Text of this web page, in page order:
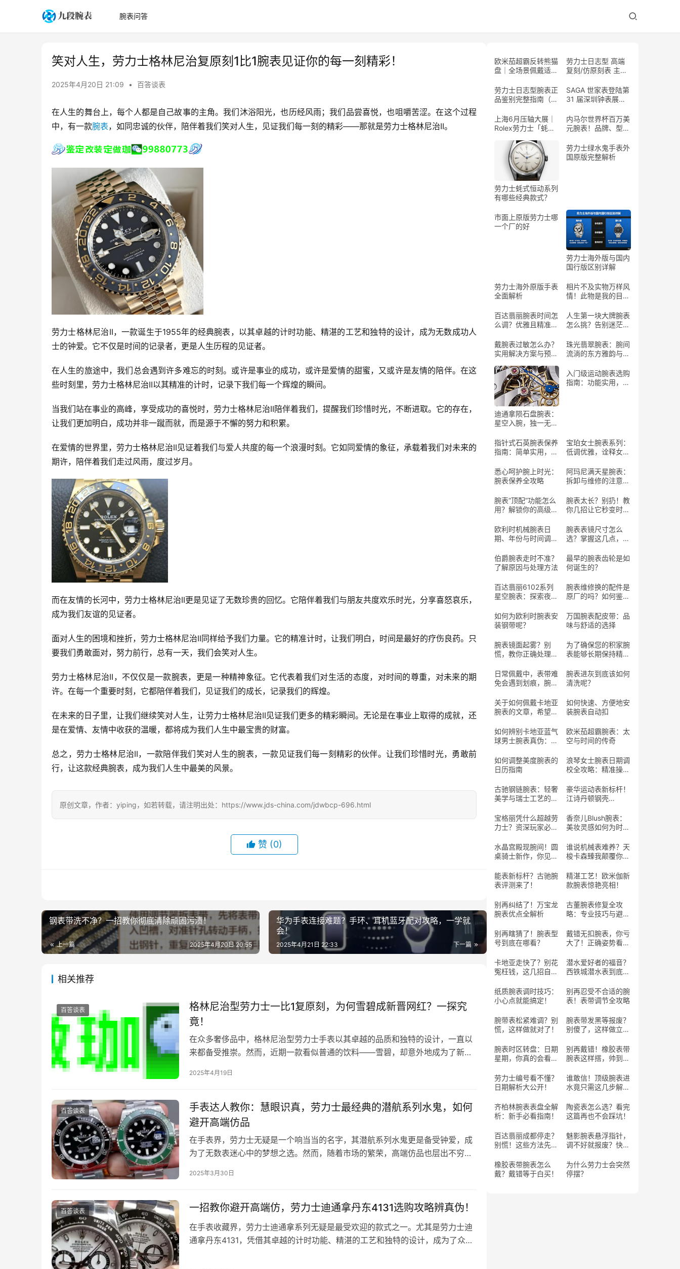
腕表问答
笑对人生，劳力士格林尼治复原刻1比1腕表见证你的每一刻精彩！
2025年4月20日 21:09 • 百答谈表
在人生的舞台上，每个人都是自己故事的主角。我们沐浴阳光，也历经风雨；我们品尝喜悦，也咀嚼苦涩。在这个过程
中，有一款腕表，如同忠诚的伙伴，陪伴着我们笑对人生，见证我们每一刻的精彩——那就是劳力士格林尼治II。
劳力士格林尼治II，一款诞生于1955年的经典腕表，以其卓越的计时功能、精湛的工艺和独特的设计，成为无数成功人
士的钟爱。它不仅是时间的记录者，更是人生历程的见证者。
在人生的旅途中，我们总会遇到许多难忘的时刻。或许是事业的成功，或许是爱情的甜蜜，又或许是友情的陪伴。在这
些时刻里，劳力士格林尼治II以其精准的计时，记录下我们每一个辉煌的瞬间。
当我们站在事业的高峰，享受成功的喜悦时，劳力士格林尼治II陪伴着我们，提醒我们珍惜时光，不断进取。它的存在，
让我们更加明白，成功并非一蹴而就，而是源于不懈的努力和积累。
在爱情的世界里，劳力士格林尼治II见证着我们与爱人共度的每一个浪漫时刻。它如同爱情的象征，承载着我们对未来的
期许，陪伴着我们走过风雨，度过岁月。
而在友情的长河中，劳力士格林尼治II更是见证了无数珍贵的回忆。它陪伴着我们与朋友共度欢乐时光，分享喜怒哀乐，
成为我们友谊的见证者。
面对人生的困境和挫折，劳力士格林尼治II同样给予我们力量。它的精准计时，让我们明白，时间是最好的疗伤良药。只
要我们勇敢面对，努力前行，总有一天，我们会笑对人生。
劳力士格林尼治II，不仅仅是一款腕表，更是一种精神象征。它代表着我们对生活的态度，对时间的尊重，对未来的期
许。在每一个重要时刻，它都陪伴着我们，见证我们的成长，记录我们的辉煌。
在未来的日子里，让我们继续笑对人生，让劳力士格林尼治II见证我们更多的精彩瞬间。无论是在事业上取得的成就，还
是在爱情、友情中收获的温暖，都将成为我们人生中最宝贵的财富。
总之，劳力士格林尼治II，一款陪伴我们笑对人生的腕表，一款见证我们每一刻精彩的伙伴。让我们珍惜时光，勇敢前
行，让这款经典腕表，成为我们人生中最美的风景。
原创文章，作者：yiping，如若转载，请注明出处：https://www.jds-china.com/jdwbcp-696.html
赞 (0)
钢表带洗不净？一招教你彻底清除顽固污渍！
上一篇 2025年4月20日 20:55
华为手表连接难题？手环、耳机蓝牙配对攻略，一学就
会！
下一篇
2025年4月21日 22:33
相关推荐
百答谈表
格林尼治型劳力士一比1复原刻，为何雪碧成新晋网红？一探究
竟！
在众多奢侈品中，格林尼治型劳力士手表以其卓越的品质和独特的设计，一直以
来都备受推崇。然而，近期一款看似普通的饮料——雪碧，却意外地成为了新晋
2025年4月19日
百答谈表
手表达人教你：慧眼识真，劳力士最经典的潜航系列水鬼，如何
避开高端仿品
在手表界，劳力士无疑是一个响当当的名字，其潜航系列水鬼更是备受钟爱，成
为了无数表迷心中的梦想之选。然而，随着市场的繁荣，高端仿品也层出不穷，
2025年3月30日
百答谈表 一招教你避开高端仿，劳力士迪通拿丹东4131选购攻略辨真伪！
在手表收藏界，劳力士迪通拿系列无疑是最受欢迎的款式之一。尤其是劳力士迪
通拿丹东4131，凭借其卓越的计时功能、精湛的工艺和独特的设计，成为了众多
欧米茄超霸反转熊猫
盘｜全场景佩戴适配
劳力士日志型 高端
复刻/仿原刻表 主流
劳力士日志型腕表正
品鉴别完整指南（普
SAGA 世家表登陆第
31 届深圳钟表展，
宝腕表惊艳亮相
上海6月压轴大展｜
Rolex劳力士「蚝式
年制表史诗独家呈现
内马尔世界杯百万美
元腕表！品牌、型
解析
劳力士蚝式恒动系列
有哪些经典款式？
劳力士绿水鬼手表外
国原版完整解析
市面上原版劳力士哪
一个厂的好
劳力士海外版与国内
国行版区别详解
劳力士海外原版手表
全面解析
相片不及实物万样风
情！此物是我的目标
百达翡丽腕表时间怎
么调？优雅且精准的
人生第一块大牌腕表
怎么挑？告别迷茫，
戴腕表过敏怎么办？
实用解决方案与预防
珠光翡翠腕表：腕间
流淌的东方雅韵与自
迪通拿陨石盘腕表：
星空入腕，独一无二
入门级运动腕表选购
指南：功能实用，助
指针式石英腕表保养
指南：简单实用，延
宝珀女士腕表系列：
低调优雅，诠释女性
悉心呵护腕上时光：
腕表保养全攻略
阿玛尼满天星腕表：
拆卸与维修的注意事
腕表“顶配”功能怎么
用？解锁你的高级腕
腕表太长？别扔！教
你几招让它秒变时尚
欧利时机械腕表日
期、年份与时间调整
腕表表镜尺寸怎么
选？掌握这几点，选
伯爵腕表走时不准？
了解原因与处理方法
最早的腕表齿轮是如
何诞生的？
百达翡丽6102系列
星空腕表：探索夜空
腕表维修换的配件是
原厂的吗？如何鉴定
如何为欧利时腕表安
装钢带呢？
万国腕表配皮带：品
味与舒适的选择
腕表镜面起雾？别
慌，教你正确处理方
为了确保您的积家腕
表能够长期保持精准
日常佩戴中，表带难
免会遇到划痕，腕表
处理呢？
腕表进灰到底该如何
清洗呢？
关于如何佩戴卡地亚
腕表的文章，希望能
的爱表
如何快速、方便地安
装腕表自动扣
如何辨别卡地亚蓝气
球男士腕表真伪：实
欧米茄超霸腕表：太
空与时间的传奇
如何调整美度腕表的
日历指南
浪琴女士腕表日期调
校全攻略：精准操作
古驰钢链腕表：轻奢
美学与瑞士工艺的完
豪华运动表新标杆！
江诗丹顿钢壳
宝格丽凭什么超越劳
力士？资深玩家必
香奈儿Blush腕表：
美妆灵感如何为时间
水晶宫殿现腕间！圆
桌骑士新作，你见过
谁说机械表难养？天
梭卡森臻我颠覆你的
能表新标杆？古驰腕
表评测来了！
精湛工艺！欧米伽新
款腕表惊艳亮相！
别再纠结了！万宝龙
腕表优点全解析
古董腕表修复全攻
略：专业技巧与避坑
别再瞎猜了！腕表型
号到底在哪看？
戴错无扣腕表，你亏
大了！正确姿势看这
卡地亚走快了？别花
冤枉钱，这几招自己
潜水爱好者的福音？
西铁城潜水表到底行
纸质腕表调时技巧：
小心点就能搞定！
别再忍受不合适的腕
表！表带调节全攻略
腕带表松紧难调？别
慌，这样做就对了！
腕表带发黑等报废？
别傻了，这样做立马
腕表时区转盘：日期
星期，你真的会看
别再戴错！橡胶表带
腕表这样搭，帅到回
劳力士编号看不懂？
日期解析大公开！
谁敢信！顶级腕表进
水竟只需这几步解
齐柏林腕表表盘全解
析：新手必看指南！
陶瓷表怎么选？看完
这篇再也不会踩坑！
百达翡丽成都停走？
别慌！这些方法先试
魅影腕表悬浮指针，
调不好就报废？快
橡胶表带腕表怎么
戴？戴错等于白买！
为什么劳力士会突然
停摆？